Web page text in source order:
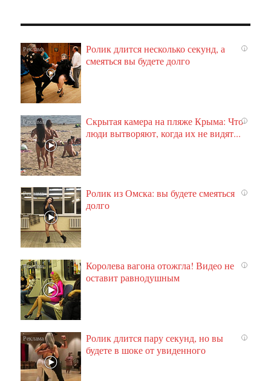
i
Ролик длится несколько секунд, а
смеяться вы будете долго
i
Скрытая камера на пляже Крыма: Что
люди вытворяют, когда их не видят...
i
Ролик из Омска: вы будете смеяться
долго
i
Королева вагона отожгла! Видео не
оставит равнодушным
i
Ролик длится пару секунд, но вы
будете в шоке от увиденного